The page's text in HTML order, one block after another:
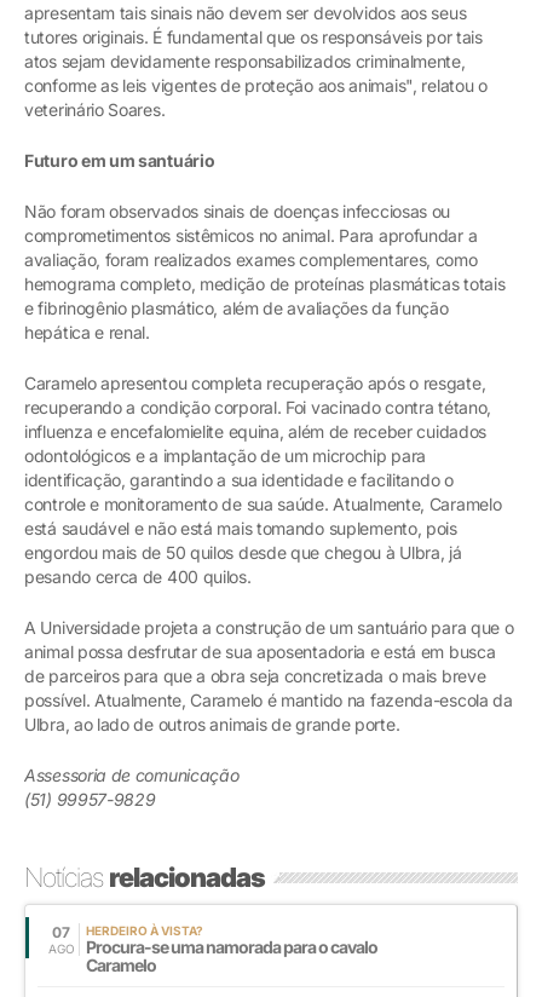
apresentam tais sinais não devem ser devolvidos aos seus
tutores originais. É fundamental que os responsáveis por tais
atos sejam devidamente responsabilizados criminalmente,
conforme as leis vigentes de proteção aos animais", relatou o
veterinário Soares.
Futuro em um santuário
Não foram observados sinais de doenças infecciosas ou
comprometimentos sistêmicos no animal. Para aprofundar a
avaliação, foram realizados exames complementares, como
hemograma completo, medição de proteínas plasmáticas totais
e fibrinogênio plasmático, além de avaliações da função
hepática e renal.
Caramelo apresentou completa recuperação após o resgate,
recuperando a condição corporal. Foi vacinado contra tétano,
influenza e encefalomielite equina, além de receber cuidados
odontológicos e a implantação de um microchip para
identificação, garantindo a sua identidade e facilitando o
controle e monitoramento de sua saúde. Atualmente, Caramelo
está saudável e não está mais tomando suplemento, pois
engordou mais de 50 quilos desde que chegou à Ulbra, já
pesando cerca de 400 quilos.
A Universidade projeta a construção de um santuário para que o
animal possa desfrutar de sua aposentadoria e está em busca
de parceiros para que a obra seja concretizada o mais breve
possível. Atualmente, Caramelo é mantido na fazenda-escola da
Ulbra, ao lado de outros animais de grande porte.
Assessoria de comunicação
(51) 99957-9829
Notíciasrelacionadas
07
AGO
HERDEIRO À VISTA?
Procura-se uma namorada para o cavalo
Caramelo